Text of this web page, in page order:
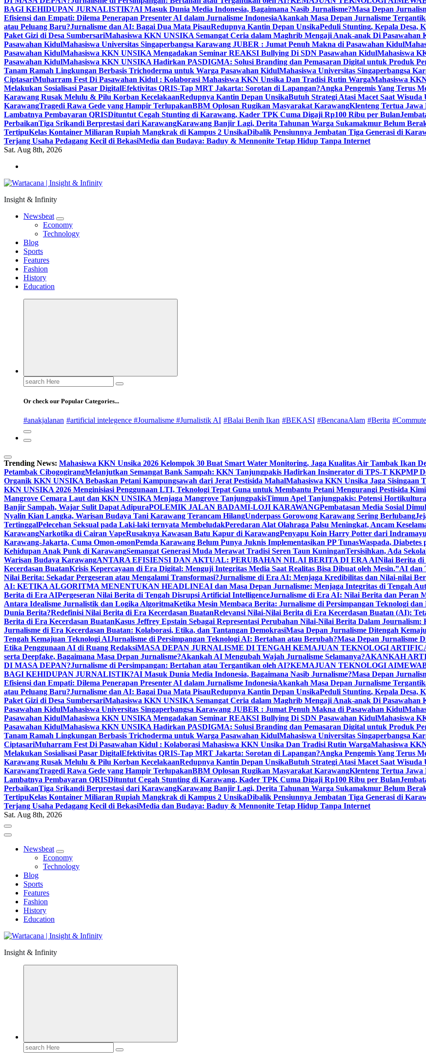
BAGI KEHIDUPAN JURNALISTIK?AI Masuk Dunia Media Indonesia, Bagaimana Nasib Jurnalisme?Masa Depan
Efisiensi dan Empati: Dilema Penerapan Presenter AI dalam Jurnalisme IndonesiaAkankah Masa Depan Jurnalisme
atau Peluang Baru?Jurnalisme dan AI: Bagai Dua Mata PisauRedupnya Kantin Depan UnsikaPeduli Stunting, Kepala Desa,
Paket Gizi di Desa SumbersariMahasiswa KKN UNSIKA Semangat Ceria dalam Maghrib Mengaji Anak-anak Di Pasawahan
Pasawahan KidulMahasiswa Universitas Singaperbangsa Karawang JUBER : Jumat Penuh Makna di Pasawahan Kidul
Pasawahan KidulMahasiswa KKN UNSIKA Mengadakan Seminar REAKSI Bullying Di SDN Pasawahan KidulMahasiswa
Pasawahan KidulMahasiswa KKN UNSIKA Hadirkan PASDIGMA: Solusi Branding dan Pemasaran Digital untuk Produk
Tanam Ramah Lingkungan Berbasis Trichoderma untuk Warga Pasawahan KidulMahasiswa Universitas Singaperbangsa
CiptasariMuharram Fest Di Pasawahan Kidul : Kolaborasi Mahasiswa KKN Unsika Dan Tradisi Rutin WargaMahasiswa
Melakukan Sosialisasi Pasar DigitalEfektivitas QRIS-Tap MRT Jakarta: Sorotan di Lapangan?Angka Pengemis Yang Terus
Karawang Rusak Melulu & Pilu Korban KecelakaanRedupnya Kantin Depan UnsikaButuh Strategi Atasi Macet Saat Wisuda
KarawangTragedi Rawa Gede yang Hampir TerlupakanBBM Oplosan Rugikan Masyarakat KarawangKlenteng Tertua
Lambatnya Pembayaran QRISDituntut Cegah Stunting di Karawang, Kader TPK Cuma Digaji Rp100 Ribu per Bulan
PerbaikanTiga Srikandi Berprestasi dari KarawangKarawang Banjir Lagi, Derita Tahunan Warga Sukamakmur Belum
TertipuKelas Kontainer Miliaran Rupiah Mangkrak di Kampus 2 UnsikaDibalik Pensiunnya Jembatan Tiga Generasi di
Terjang Usaha Pedagang Kecil di BekasiMedia dan Budaya: Baduy & Mennonite Tetap Hidup Tanpa Internet
Sat. Aug 8th, 2026
Insight & Infinity
Newsbeat
Economy
Technology
Blog
Sports
Features
Fashion
History
Education
Search
for:
Or check our Popular Categories...
#anakjalanan #artificial intelegence #Journalisme #Jurnalistik AI #Balai Benih Ikan #BEKASI #BencanaAlam #Berita
Trending News: Mahasiswa KKN Unsika 2026 Kelompok 30 Buat Smart Water Monitoring, Jaga Kualitas Air Tambak Ikan
Petambak CibogogirangMelanjutkan Semangat Bank Sampah: KKN Tanjungpakis Hadirkan Insinerator di TPS-T KKPMP
Organik KKN UNSIKA Bebaskan Petani Kampungsawah dari Jerat Pestisida MahalMahasiswa KKN Unsika Jaga Sisingaan
KKN UNSIKA 2026 Menginisiasi Penggunaan LTI, Teknologi Tepat Guna untuk Membantu Petani Mengurangi Pestisida
Mangrove Cemara Laut dan KKN UNSIKA Menjaga Mangrove TanjungpakisTimun Apel Tanjungpakis: Potensi
Banjir Sampah, Wajar Sulit Dapat AdipuraPOLEMIK JALAN BADAMI-LOJI KARAWANGPembatasan Media Sosial
Nyalin Kian Langka, Warisan Budaya Tani Karawang Terancam HilangUnderpass Gorowong Karawang Sering Berlubang
TertinggalPelecehan Seksual pada Laki-laki ternyata MembeludakPeredaran Alat Olahraga Palsu Meningkat, Ancam
KarawangNarkotika di Cairan VapeRusaknya Kawasan Batu Kapur di KarawangPenyapu Koin Harry Potter dari Indramayu
Karawang-Jakarta, Cuma Omon-omonPemda Karawang Belum Punya Juknis Implementasikan PP TunasWaspada,
Kehidupan Anak Punk di KarawangSemangat Generasi Muda Merawat Tradisi Seren Taun KuninganTersisihkan, Ada
Warisan Budaya KarawangANTARA EFISIENSI DAN AKTUAL: PERUBAHAN NILAI BERITA DI ERA AINilai Berita
Kecerdasan BuatanKrisis Kepercayaan di Era Digital: Menguji Integritas Media Saat Realitas Bisa Dibuat oleh Mesin.”AI dan
Nilai Berita: Sekadar Pergeseran atau Mengalami Transformasi?Jurnalisme di Era AI: Menjaga Kredibilitas dan Nilai-nilai
AI: KETIKA ALGORITMA MENENTUKAN HEADLINEAI dan Masa Depan Jurnalisme: Menjaga Integritas di Tengah
Berita di Era AIPergeseran Nilai Berita di Tengah Disrupsi Artificial IntelligenceJurnalisme di Era AI: Nilai Berita dan Peran
Antara Idealisme Jurnalistik dan Logika AlgoritmaKetika Mesin Membaca Berita: Jurnalisme di Persimpangan Teknologi
Dunia Berita?Redefinisi Nilai Berita di Era Kecerdasan BuatanRelevansi Nilai-Nilai Berita di Era Kecerdasan Buatan (AI):
Berita di Era Kecerdasan BuatanKasus Jeffrey Epstain Sebagai Representasi Perubahan Nilai-Nilai Berita Dalam
Jurnalisme di Era Kecerdasan Buatan: Kolaborasi, Etika, dan Tantangan DemokrasiMasa Depan Jurnalisme Ditengah
Tengah Kemajuan Teknologi AIJurnalisme di Persimpangan Teknologi AI: Bertahan atau Berubah?Masa Depan Jurnalisme
Etika Penggunaan AI di Ruang RedaksiMASA DEPAN JURNALISME DI TENGAH KEMAJUAN TEKNOLOGI
serta Deepfake, Bagaimana Masa Depan Jurnalisme?Akankah AI Mengubah Wajah Jurnalisme Selamanya?AKANKAH
DI MASA DEPAN?Jurnalisme di Persimpangan: Bertahan atau Tergantikan oleh AI?KEMAJUAN TEKNOLOGI AI
BAGI KEHIDUPAN JURNALISTIK?AI Masuk Dunia Media Indonesia, Bagaimana Nasib Jurnalisme?Masa Depan
Efisiensi dan Empati: Dilema Penerapan Presenter AI dalam Jurnalisme IndonesiaAkankah Masa Depan Jurnalisme
atau Peluang Baru?Jurnalisme dan AI: Bagai Dua Mata PisauRedupnya Kantin Depan UnsikaPeduli Stunting, Kepala Desa,
Paket Gizi di Desa SumbersariMahasiswa KKN UNSIKA Semangat Ceria dalam Maghrib Mengaji Anak-anak Di Pasawahan
Pasawahan KidulMahasiswa Universitas Singaperbangsa Karawang JUBER : Jumat Penuh Makna di Pasawahan Kidul
Pasawahan KidulMahasiswa KKN UNSIKA Mengadakan Seminar REAKSI Bullying Di SDN Pasawahan KidulMahasiswa
Pasawahan KidulMahasiswa KKN UNSIKA Hadirkan PASDIGMA: Solusi Branding dan Pemasaran Digital untuk Produk
Tanam Ramah Lingkungan Berbasis Trichoderma untuk Warga Pasawahan KidulMahasiswa Universitas Singaperbangsa
CiptasariMuharram Fest Di Pasawahan Kidul : Kolaborasi Mahasiswa KKN Unsika Dan Tradisi Rutin WargaMahasiswa
Melakukan Sosialisasi Pasar DigitalEfektivitas QRIS-Tap MRT Jakarta: Sorotan di Lapangan?Angka Pengemis Yang Terus
Karawang Rusak Melulu & Pilu Korban KecelakaanRedupnya Kantin Depan UnsikaButuh Strategi Atasi Macet Saat Wisuda
KarawangTragedi Rawa Gede yang Hampir TerlupakanBBM Oplosan Rugikan Masyarakat KarawangKlenteng Tertua
Lambatnya Pembayaran QRISDituntut Cegah Stunting di Karawang, Kader TPK Cuma Digaji Rp100 Ribu per Bulan
PerbaikanTiga Srikandi Berprestasi dari KarawangKarawang Banjir Lagi, Derita Tahunan Warga Sukamakmur Belum
TertipuKelas Kontainer Miliaran Rupiah Mangkrak di Kampus 2 UnsikaDibalik Pensiunnya Jembatan Tiga Generasi di
Terjang Usaha Pedagang Kecil di BekasiMedia dan Budaya: Baduy & Mennonite Tetap Hidup Tanpa Internet
Sat. Aug 8th, 2026
Newsbeat
Economy
Technology
Blog
Sports
Features
Fashion
History
Education
Insight & Infinity
Search
for: